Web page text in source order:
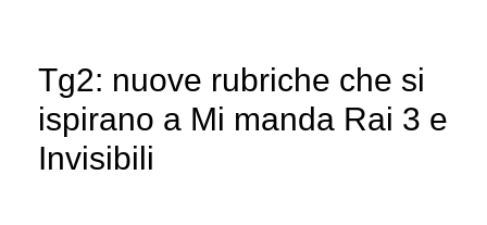
Tg2: nuove rubriche che si
ispirano a Mi manda Rai 3 e
Invisibili